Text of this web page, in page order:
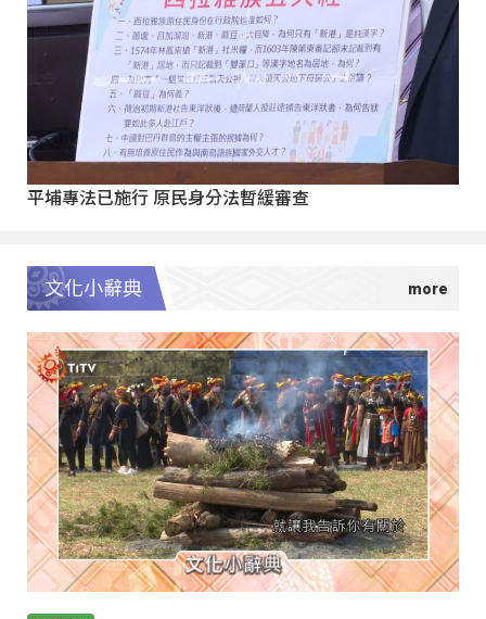
平埔專法已施行 原民身分法暫緩審查
文化小辭典